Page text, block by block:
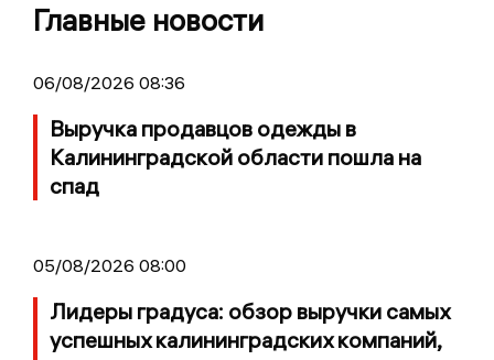
Главные новости
06/08/2026 08:36
Выручка продавцов одежды в
Калининградской области пошла на
спад
05/08/2026 08:00
Лидеры градуса: обзор выручки самых
успешных калининградских компаний,